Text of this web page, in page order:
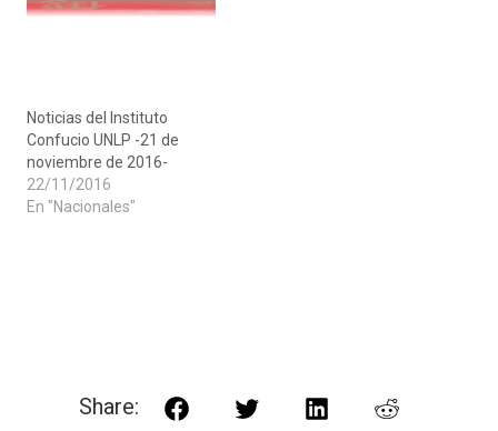
Departamento de Eurasia,
Primeras Jornadas de…
Noticias del Instituto
Confucio UNLP -21 de
noviembre de 2016-
22/11/2016
En "Nacionales"
Share: FacebookTwitterLinkedInReddit